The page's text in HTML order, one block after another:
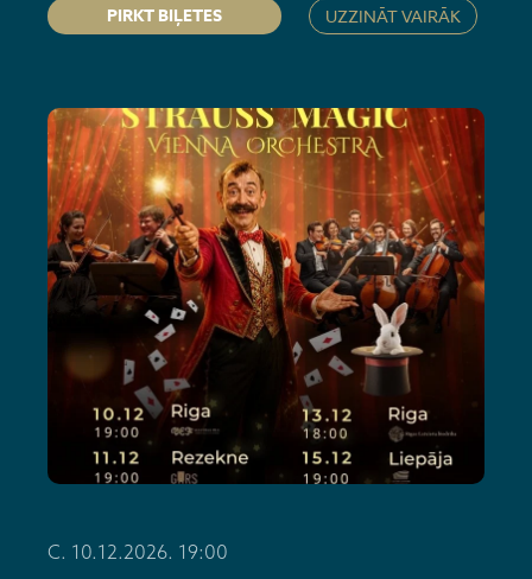
PIRKT BIĻETES UZZINĀT VAIRĀK
C. 10.12.2026. 19:00